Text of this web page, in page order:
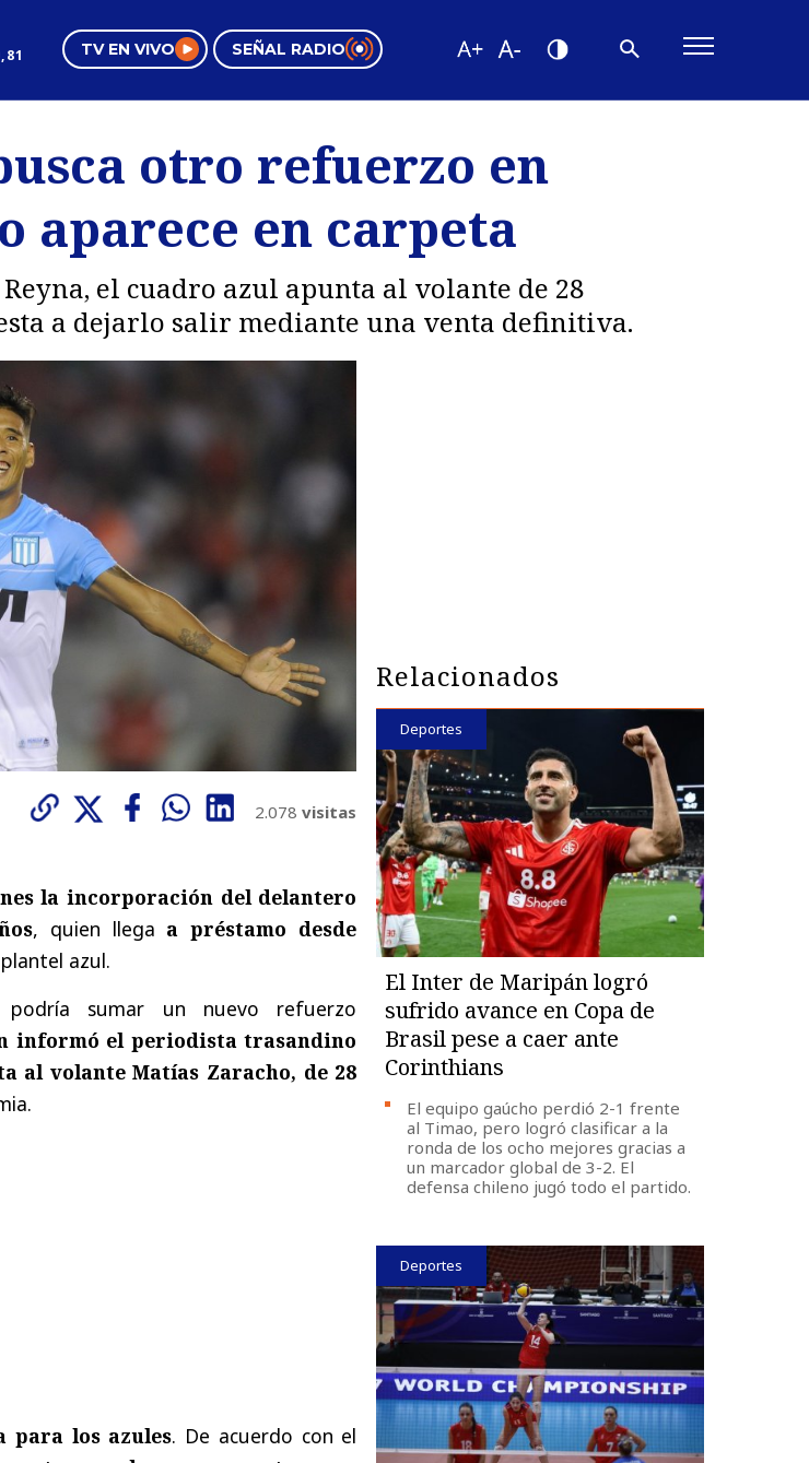
TV EN VIVO SEÑAL RADIO
Mujer
Tendencias
Videos
otro refuerzo en
aparece en carpeta
el cuadro azul apunta al volante de 28
a dejarlo salir mediante una venta definitiva.
2.078 visitas
la incorporación del delantero
, quien llega a préstamo desde
azul.
sumar un nuevo refuerzo
informó el periodista trasandino
al volante Matías Zaracho, de 28
para los azules. De acuerdo con el
Relacionados
Deportes
El Inter de Maripán logró
sufrido avance en Copa de
Brasil pese a caer ante
Corinthians
El equipo gaúcho perdió 2-1 frente
al Timao, pero logró clasificar a la
ronda de los ocho mejores gracias a
un marcador global de 3-2. El
defensa chileno jugó todo el partido.
Deportes